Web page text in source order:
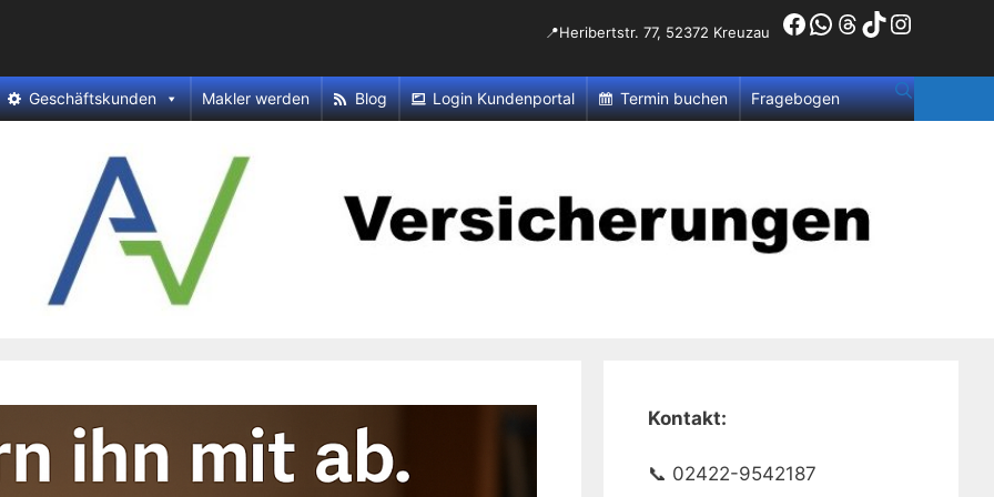
📍Heribertstr. 77, 52372 Kreuzau Facebook
WhatsApp
Threads
TikTok
Geschäftskunden Makler werden Blog Login Kundenportal Termin buchen Fragebogen
Kontakt:
📞 02422-9542187